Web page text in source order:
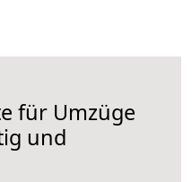
für Umzüge
und